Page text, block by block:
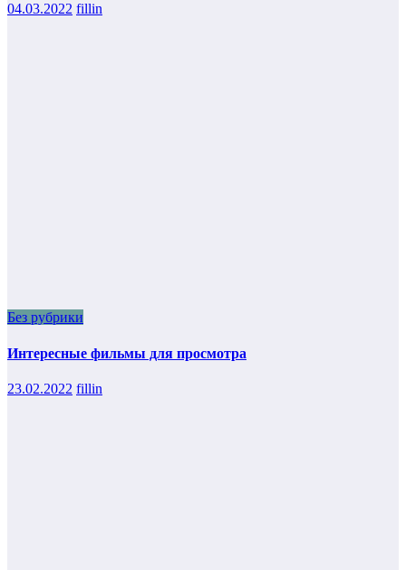
04.03.2022 fillin
Без рубрики
Интересные фильмы для просмотра
23.02.2022 fillin